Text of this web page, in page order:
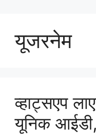
यूजरनेम
व्हाट्सएप
यूनिक आईडी,